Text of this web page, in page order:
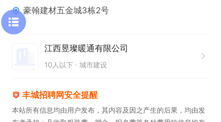
豪翰建材五金城3栋2号
江西昱璨暖通有限公司
10人以下 城市建设
丰城招聘网安全提醒
本站所有信息均由用户发布，其内容及因之产生的后果，均由发